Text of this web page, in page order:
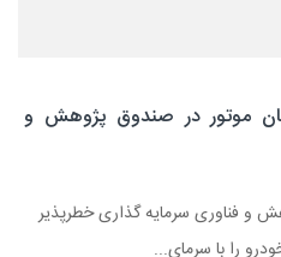
موتور در صندوق پژوهش و
و فناوری سرمایه گذاری خطرپذیر